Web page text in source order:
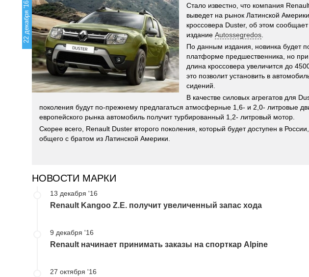
22 декабря '16
Стало известно, что компания
выведет на рынок Латинской
кроссовера Duster, об этом сообщает
издание Autossegredos
По данным издания, новинка будет
платформе предшественника, но при
длина кроссовера увеличится до
это позволит установить в
сидений.
В качестве силовых агрегатов для
поколения будут по-прежнему предлагаться атмосферные 1,6- и 2,0- литровые
европейского рынка автомобиль получит турбированный 1,2- литровый мотор.
Скорее всего, Renault Duster второго поколения, который будет доступен в
общего с братом из Латинской Америки.
НОВОСТИ МАРКИ
13 декабря '16
Renault Kangoo Z.E. получит увеличенный запас хода
9 декабря '16
Renault начинает принимать заказы на спорткар Alpine
27 октября '16